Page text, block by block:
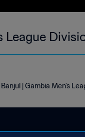
League
| Gambia Men's